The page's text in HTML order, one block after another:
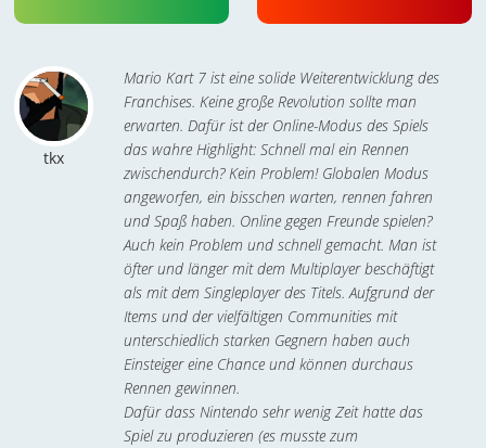
tkx
Mario Kart 7 ist eine solide Weiterentwicklung des
Franchises. Keine große Revolution sollte man
erwarten. Dafür ist der Online-Modus des Spiels
das wahre Highlight: Schnell mal ein Rennen
zwischendurch? Kein Problem! Globalen Modus
angeworfen, ein bisschen warten, rennen fahren
und Spaß haben. Online gegen Freunde spielen?
Auch kein Problem und schnell gemacht. Man ist
öfter und länger mit dem Multiplayer beschäftigt
als mit dem Singleplayer des Titels. Aufgrund der
Items und der vielfältigen Communities mit
unterschiedlich starken Gegnern haben auch
Einsteiger eine Chance und können durchaus
Rennen gewinnen.
Dafür dass Nintendo sehr wenig Zeit hatte das
Spiel zu produzieren (es musste zum